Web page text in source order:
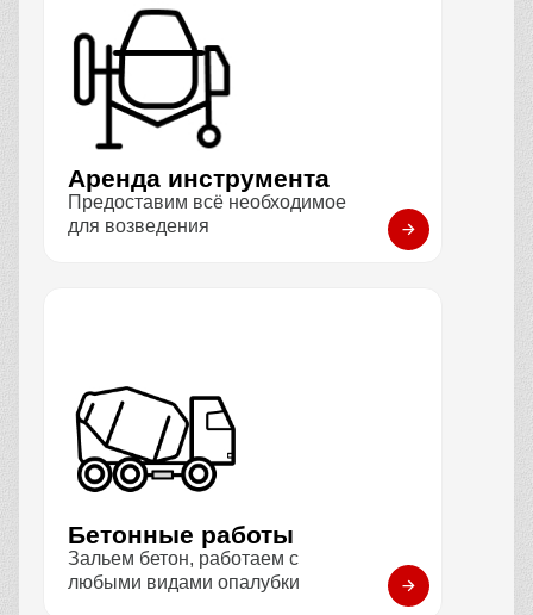
Аренда инструмента
Предоставим всё необходимое
для возведения
Бетонные работы
Зальем бетон, работаем с
любыми видами опалубки